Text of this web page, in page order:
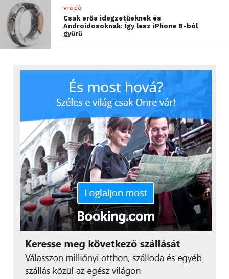
VIDEÓ
Csak erős idegzetűeknek és
Androidosoknak: Így lesz iPhone 8-ból
gyűrű